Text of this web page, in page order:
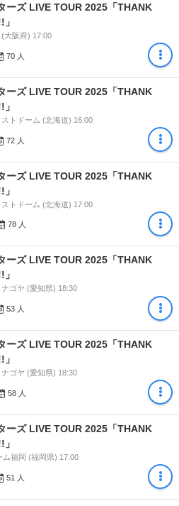
ーズ LIVE TOUR 2025「THANK
大阪府) 17:00
70 人
ーズ LIVE TOUR 2025「THANK
トドーム (北海道) 16:00
72 人
ーズ LIVE TOUR 2025「THANK
トドーム (北海道) 17:00
78 人
ーズ LIVE TOUR 2025「THANK
ゴヤ (愛知県) 18:30
53 人
ーズ LIVE TOUR 2025「THANK
ゴヤ (愛知県) 18:30
58 人
ーズ LIVE TOUR 2025「THANK
ム福岡 (福岡県) 17:00
51 人